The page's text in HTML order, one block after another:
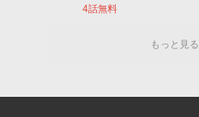
4話無料
もっと見る